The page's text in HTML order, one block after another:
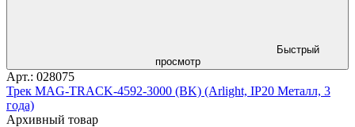
Быстрый
просмотр
Арт.: 028075
Трек MAG-TRACK-4592-3000 (BK) (Arlight, IP20 Металл, 3
года)
Архивный товар